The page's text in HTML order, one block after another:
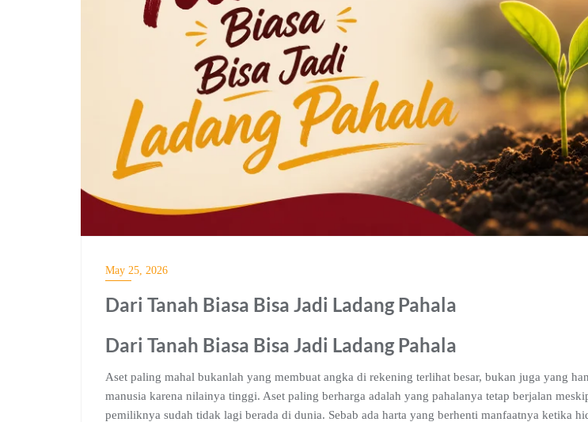
May 25, 2026
Dari Tanah Biasa Bisa Jadi Ladang Pahala
Dari Tanah Biasa Bisa Jadi Ladang Pahala
Aset paling mahal bukanlah yang membuat angka di rekening terlihat besar, bukan juga yang
manusia karena nilainya tinggi. Aset paling berharga adalah yang pahalanya tetap berjalan
pemiliknya sudah tidak lagi berada di dunia. Sebab ada harta yang berhenti manfaatnya ketika